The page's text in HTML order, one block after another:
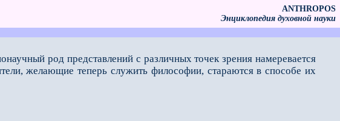
ANTHROPOS
Энциклопедия духовной науки
род представлений с различных точек зрения намеревается
желающие теперь служить философии, стараются в способе их